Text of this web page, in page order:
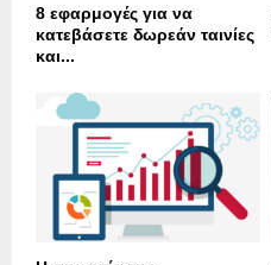
8 εφαρμογές για να
κατεβάσετε δωρεάν ταινίες
και...